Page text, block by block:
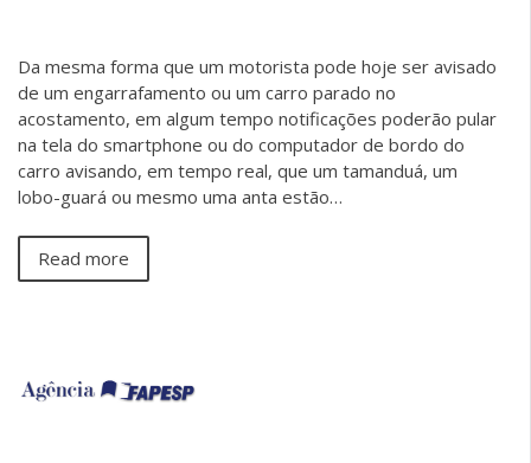
Da mesma forma que um motorista pode hoje ser avisado
de um engarrafamento ou um carro parado no
acostamento, em algum tempo notificações poderão pular
na tela do smartphone ou do computador de bordo do
carro avisando, em tempo real, que um tamanduá, um
lobo-guará ou mesmo uma anta estão…
Read more